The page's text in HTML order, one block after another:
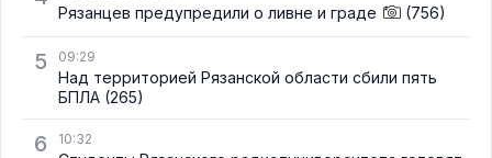
Рязанцев предупредили о ливне и граде (756)
5 09:29
Над территорией Рязанской области сбили пять
БПЛА (265)
6 10:32